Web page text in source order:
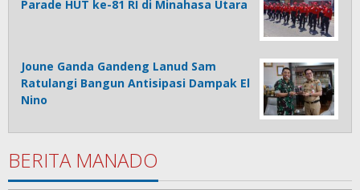
Parade HUT ke-81 RI di Minahasa Utara
Joune Ganda Gandeng Lanud Sam
Ratulangi Bangun Antisipasi Dampak El
Nino
BERITA MANADO